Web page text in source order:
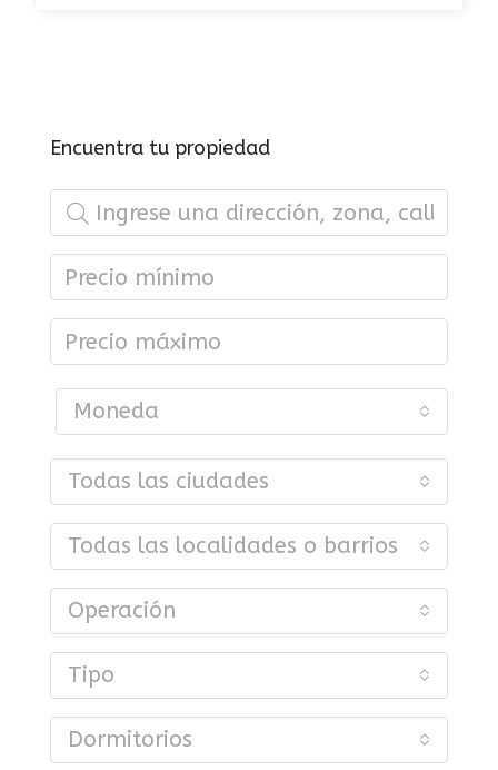
Encuentra tu propiedad
Moneda
Todas las ciudades
Todas las localidades o barrios
Operación
Tipo
Dormitorios